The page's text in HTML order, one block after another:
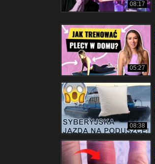
08:17
05:27
08:38